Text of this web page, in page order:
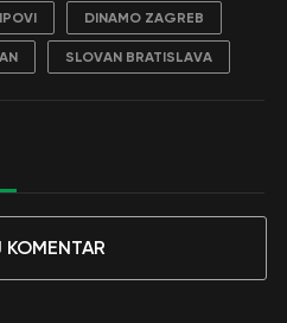
DINAMO ZAGREB
SLOVAN BRATISLAVA